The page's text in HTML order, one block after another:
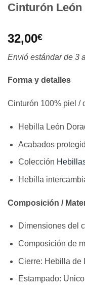
Cinturón León
32,00€
Envió estándar de 3
Forma y detalles
Cinturón 100% piel /
Hebilla León
Acabados
Colección
Hebilla
Composición /
Dimensiones del
Composición de
Cierre: Hebilla de
Estampado: